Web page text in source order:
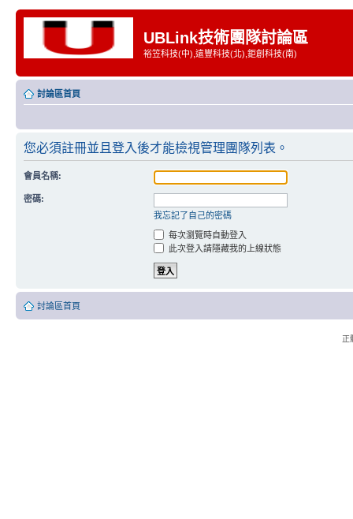
UBLink技術團隊討論區
裕笠科技(中),遠豐科技(北),鉅創科技(南)
討論區首頁
您必須註冊並且登入後才能檢視管理團隊列表。
會員名稱:
密碼:
我忘記了自己的密碼
每次瀏覽時自動登入
此次登入請隱藏我的上線狀態
討論區首頁
正